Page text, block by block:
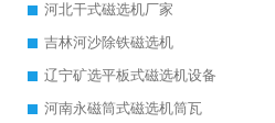
河北干式磁选机厂家
吉林河沙除铁磁选机
辽宁矿选平板式磁选机设备
河南永磁筒式磁选机筒瓦